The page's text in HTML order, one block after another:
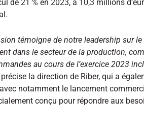
de 21 % en 2023, à 10,3 millions
témoigne de notre leadership sur le
dans le secteur de la production,
au cours de l’exercice 2023
précise la direction de Riber, qui a
notamment le lancement
conçu pour répondre aux